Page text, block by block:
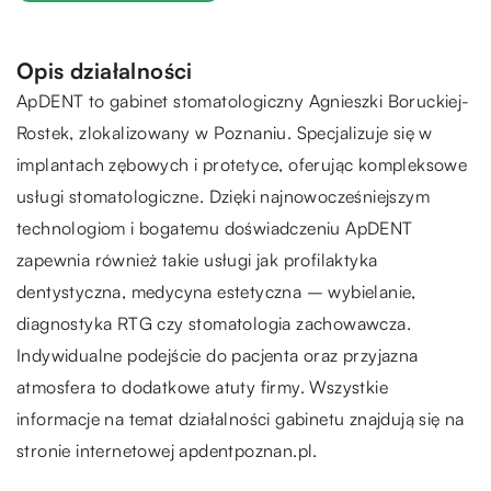
Opis działalności
ApDENT to gabinet stomatologiczny Agnieszki Boruckiej-
Rostek, zlokalizowany w Poznaniu. Specjalizuje się w
implantach zębowych i protetyce, oferując kompleksowe
usługi stomatologiczne. Dzięki najnowocześniejszym
technologiom i bogatemu doświadczeniu ApDENT
zapewnia również takie usługi jak profilaktyka
dentystyczna, medycyna estetyczna – wybielanie,
diagnostyka RTG czy stomatologia zachowawcza.
Indywidualne podejście do pacjenta oraz przyjazna
atmosfera to dodatkowe atuty firmy. Wszystkie
informacje na temat działalności gabinetu znajdują się na
stronie internetowej apdentpoznan.pl.